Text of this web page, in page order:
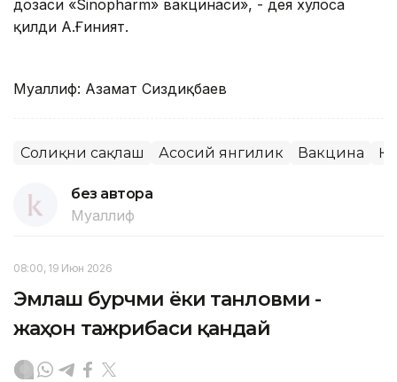
дозаси «Sinopharm» вакцинаси», - дея хулоса
қилди А.Ғиният.
Муаллиф: Азамат Сиздиқбаев
Соғлиқни сақлаш Асосий янгилик Вакцина
без автора
Муаллиф
08:00, 19 Июн 2026
Эмлаш бурчми ёки танловми -
жаҳон тажрибаси қандай